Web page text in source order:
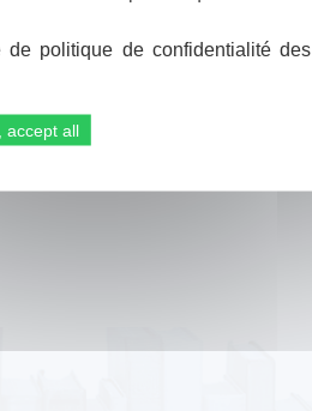
politique de confidentialité des
accept all